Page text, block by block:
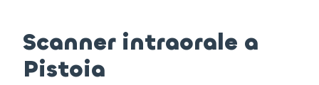
Scanner intraorale a
Pistoia